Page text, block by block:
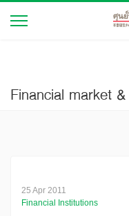
Financial market
25 Apr 2011
Financial Institutions